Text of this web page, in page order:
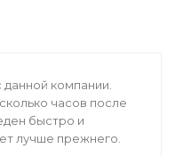
компании.
часов после
быстро и
лучше прежнего.